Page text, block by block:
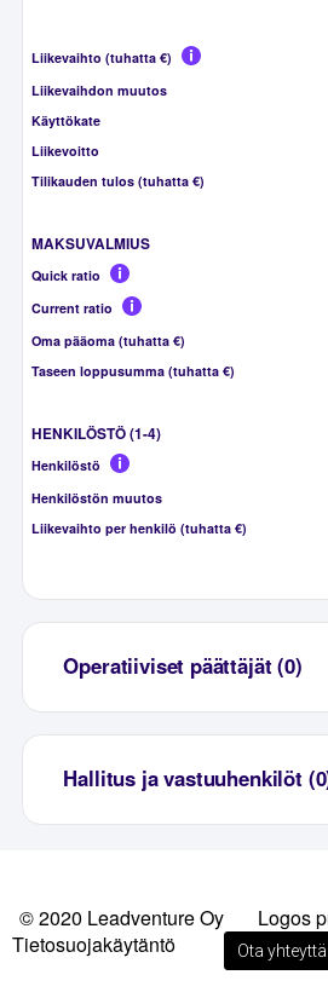
Liikevaihto (tuhatta €)
Liikevaihdon muutos
Käyttökate
Liikevoitto
Tilikauden tulos (tuhatta €)
MAKSUVALMIUS
Quick ratio
Current ratio
Oma pääoma (tuhatta €)
Taseen loppusumma (tuhatta €)
HENKILÖSTÖ (1-4)
Henkilöstö
Henkilöstön muutos
Liikevaihto per henkilö (tuhatta €)
Operatiiviset päättäjät (0)
Hallitus ja vastuuhenkilöt
© 2020 Leadventure Oy
Logos
Tietosuojakäytäntö
Ota